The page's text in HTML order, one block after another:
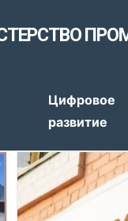
Цифровое
развитие